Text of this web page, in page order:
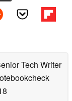
Tech Writer